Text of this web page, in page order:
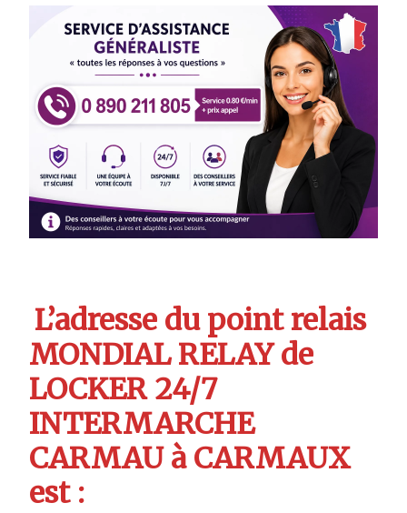
L’adresse du point relais
MONDIAL RELAY de
LOCKER 24/7
INTERMARCHE
CARMAU à CARMAUX
est :